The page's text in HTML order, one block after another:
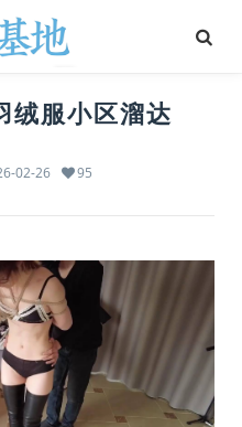
绒服小区溜达
02-26 95